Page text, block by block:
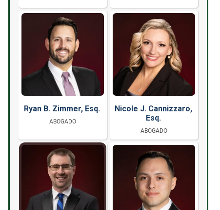
Ryan B. Zimmer, Esq.
ABOGADO
Nicole J. Cannizzaro,
Esq.
ABOGADO